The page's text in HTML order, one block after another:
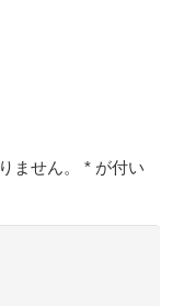
ません。 *が付い